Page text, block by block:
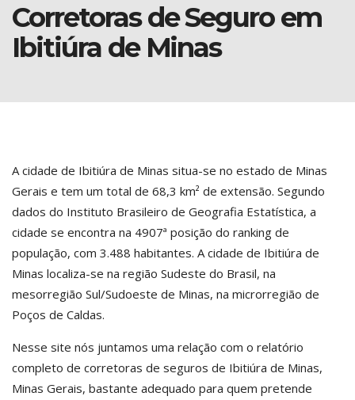
Corretoras de Seguro em
Ibitiúra de Minas
A cidade de Ibitiúra de Minas situa-se no estado de Minas
Gerais e tem um total de 68,3 km² de extensão. Segundo
dados do Instituto Brasileiro de Geografia Estatística, a
cidade se encontra na 4907ª posição do ranking de
população, com 3.488 habitantes. A cidade de Ibitiúra de
Minas localiza-se na região Sudeste do Brasil, na
mesorregião Sul/Sudoeste de Minas, na microrregião de
Poços de Caldas.
Nesse site nós juntamos uma relação com o relatório
completo de corretoras de seguros de Ibitiúra de Minas,
Minas Gerais, bastante adequado para quem pretende